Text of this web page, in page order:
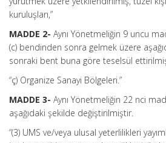
kuruluşları,”
MADDE 2- Aynı Yönetmeliğin 9 uncu
(c) bendinden sonra gelmek üzere
sonraki bent buna göre teselsül
“ç) Organize Sanayi Bölgeleri.”
MADDE 3- Aynı Yönetmeliğin 22 nci
aşağıdaki şekilde değiştirilmiştir.
“(3) UMS ve/veya ulusal yeterlilikleri